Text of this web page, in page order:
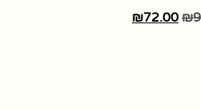
₪
₪72.00